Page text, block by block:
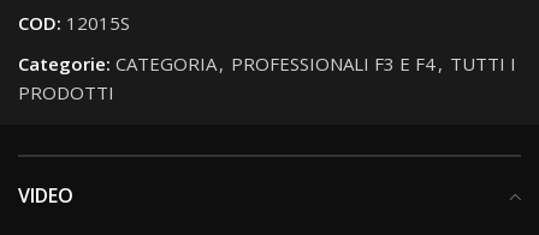
COD: 12015S
Categorie: CATEGORIA, PROFESSIONALI F3 E F4, TUTTI I
PRODOTTI
VIDEO